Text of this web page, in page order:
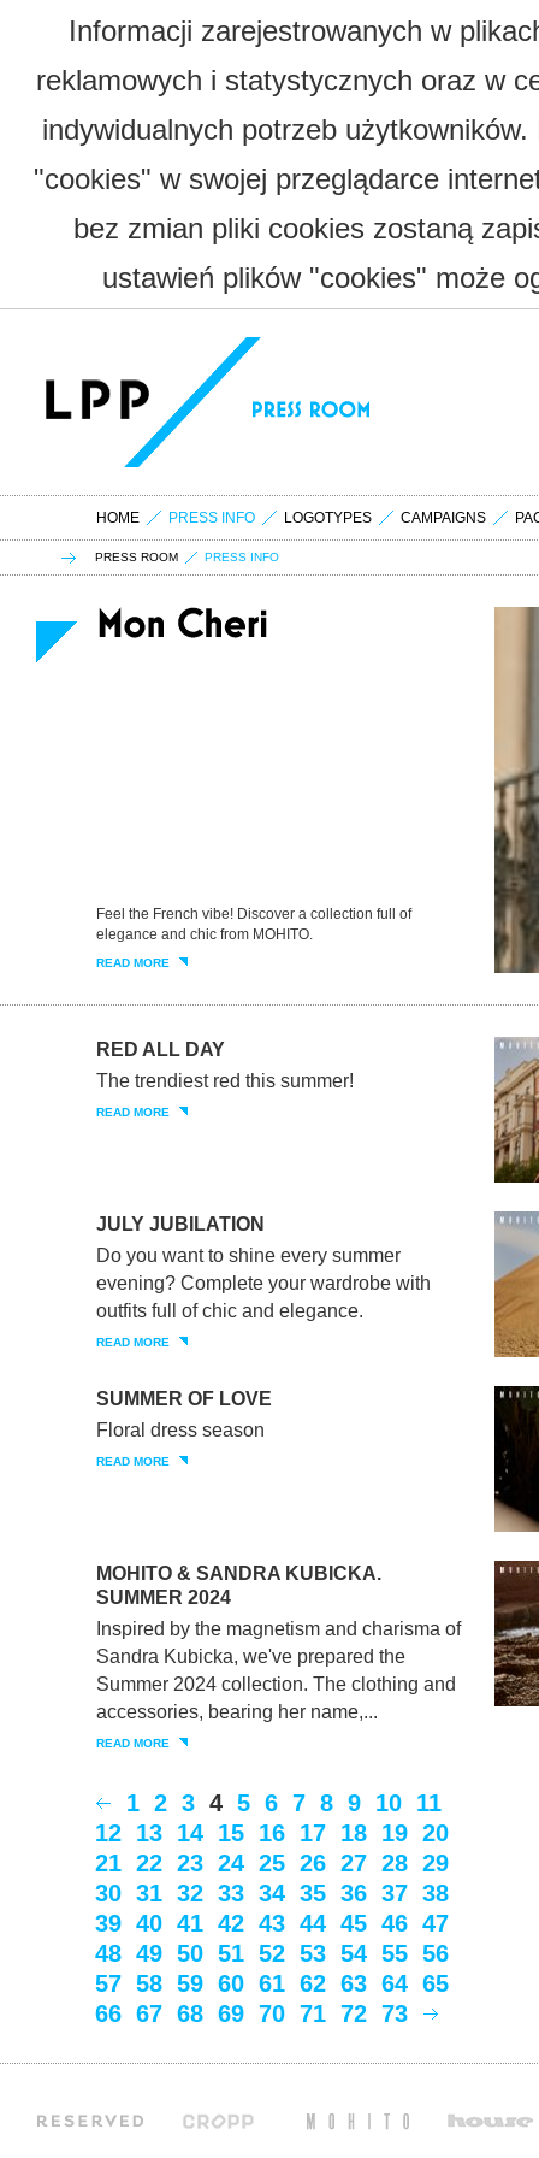
Informacji zarejestrowanych w
reklamowych i statystycznych oraz w
indywidualnych potrzeb
"cookies" w swojej przeglądarce
bez zmian pliki cookies zostaną
ustawień plików "cookies" może
HOME PRESS INFO LOGOTYPES CAMPAIGNS
PRESS ROOM PRESS INFO
Feel the French vibe! Discover a collection full of
elegance and chic from MOHITO.
READ MORE
RED ALL DAY
The trendiest red this summer!
READ MORE
JULY JUBILATION
Do you want to shine every summer
evening? Complete your wardrobe with
outfits full of chic and elegance.
READ MORE
SUMMER OF LOVE
Floral dress season
READ MORE
MOHITO & SANDRA KUBICKA.
SUMMER 2024
Inspired by the magnetism and charisma of
Sandra Kubicka, we've prepared the
Summer 2024 collection. The clothing and
accessories, bearing her name,...
READ MORE
1 2 3 4 5 6 7 8 9 10 11
12 13 14 15 16 17 18 19 20
21 22 23 24 25 26 27 28 29
30 31 32 33 34 35 36 37 38
39 40 41 42 43 44 45 46 47
48 49 50 51 52 53 54 55 56
57 58 59 60 61 62 63 64 65
66 67 68 69 70 71 72 73